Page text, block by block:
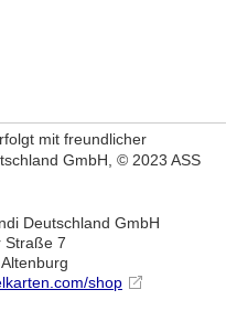
mit freundlicher
GmbH, © 2023 ASS
Deutschland GmbH
Straße 7
shop